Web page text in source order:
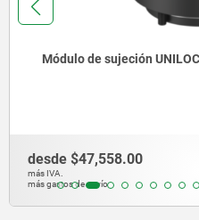
Torres de sujeción,